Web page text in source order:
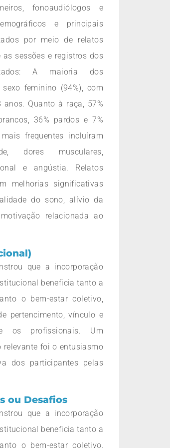
fonoaudiólogos e
e principais
por meio de relatos
as sessões e registros dos
A maioria dos
feminino (94%), com
Quanto à raça, 57%
36% pardos e 7%
frequentes incluíram
dores musculares,
e angústia. Relatos
melhorias significativas
do sono, alívio da
relacionada ao
que a incorporação
beneficia tanto a
o bem-estar coletivo,
pertencimento, vínculo e
os profissionais. Um
relevante foi o entusiasmo
dos participantes pelas
ou Desafios
que a incorporação
beneficia tanto a
o bem-estar coletivo,